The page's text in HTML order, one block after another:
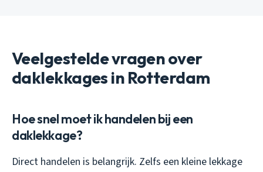
Veelgestelde vragen over
daklekkages in Rotterdam
Hoe snel moet ik handelen bij een
daklekkage?
Direct handelen is belangrijk. Zelfs een kleine lekkage